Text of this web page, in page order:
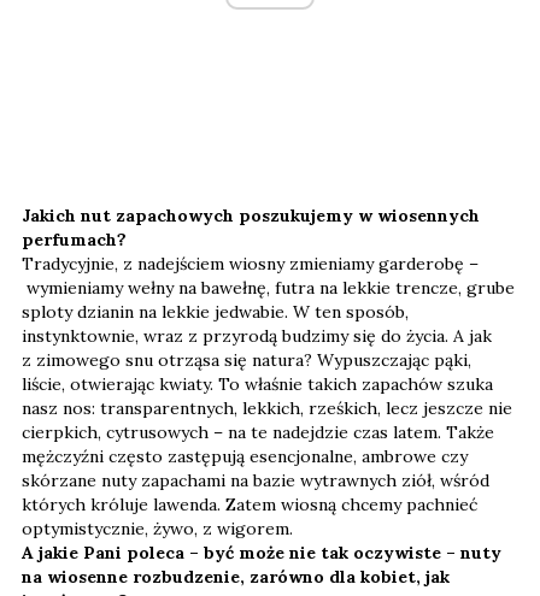
Jakich nut zapachowych poszukujemy w wiosennych
perfumach?
Tradycyjnie, z nadejściem wiosny zmieniamy garderobę –
wymieniamy wełny na bawełnę, futra na lekkie trencze, grube
sploty dzianin na lekkie jedwabie. W ten sposób,
instynktownie, wraz z przyrodą budzimy się do życia. A jak
z zimowego snu otrząsa się natura? Wypuszczając pąki,
liście, otwierając kwiaty. To właśnie takich zapachów szuka
nasz nos: transparentnych, lekkich, rześkich, lecz jeszcze nie
cierpkich, cytrusowych – na te nadejdzie czas latem. Także
mężczyźni często zastępują esencjonalne, ambrowe czy
skórzane nuty zapachami na bazie wytrawnych ziół, wśród
których króluje lawenda. Zatem wiosną chcemy pachnieć
optymistycznie, żywo, z wigorem.
A jakie Pani poleca – być może nie tak oczywiste – nuty
na wiosenne rozbudzenie, zarówno dla kobiet, jak